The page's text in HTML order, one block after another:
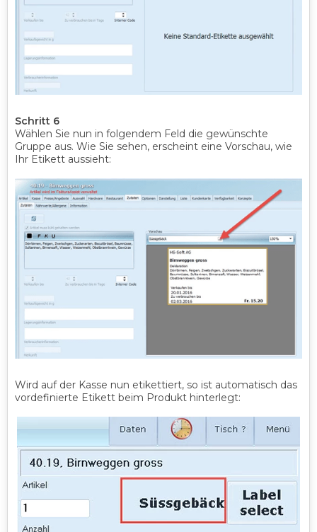
Schritt 6
Wählen Sie nun in folgendem Feld die gewünschte
Gruppe aus. Wie Sie sehen, erscheint eine Vorschau, wie
Ihr Etikett aussieht:
Wird auf der Kasse nun etikettiert, so ist automatisch das
vordefinierte Etikett beim Produkt hinterlegt: